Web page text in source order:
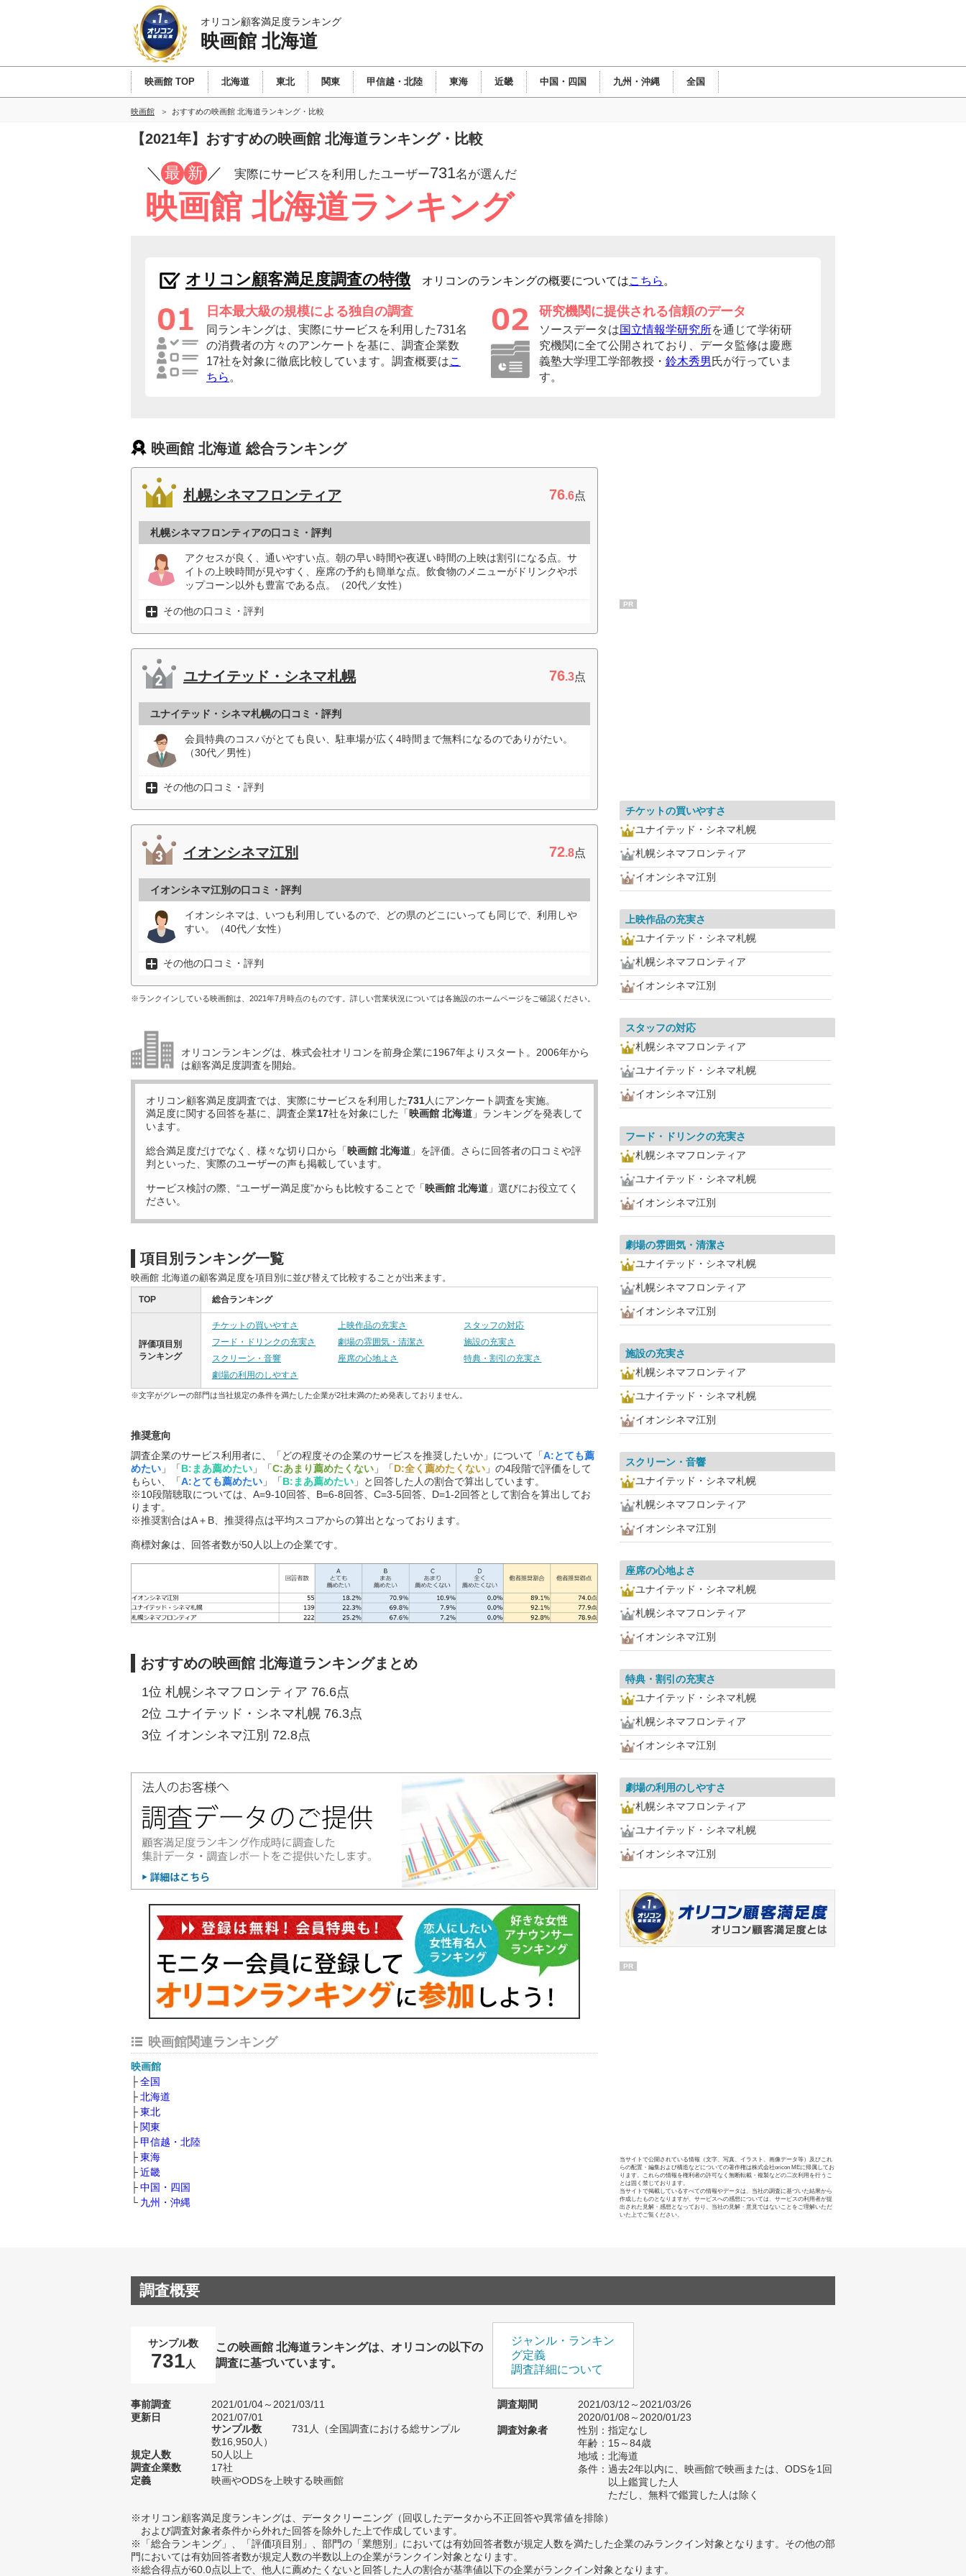
オリコン顧客満足度ランキング
映画館 北海道
映画館 TOP 北海道 東北 関東 甲信越・北陸 東海 近畿 中国・四国 九州・沖縄 全国
映画館 おすすめの映画館 北海道ランキング・比較
【2021年】おすすめの映画館 北海道ランキング・比較
／ 最 新 ／ 実際にサービスを利用したユーザー731名が選んだ
映画館 北海道ランキング
オリコン顧客満足度調査の特徴 オリコンのランキングの概要についてはこちら 。
日本最大級の規模による独自の調査
同ランキングは、実際にサービスを利用した731名
の消費者の方々のアンケートを基に、調査企業数
17社を対象に徹底比較しています。調査概要はこ
ちら 。
研究機関に提供される信頼のデータ
ソースデータは国立情報学研究所を通じて学術研
究機関に全て公開されており、データ監修は慶應
義塾大学理工学部教授・ 鈴木秀男 氏が行っていま
す。
映画館 北海道 総合ランキング
札幌シネマフロンティア 76.6点
札幌シネマフロンティアの口コミ・評判
アクセスが良く、通いやすい点。朝の早い時間や夜遅い時間の上映は割引になる点。サ
イトの上映時間が見やすく、座席の予約も簡単な点。飲食物のメニューがドリンクやポ
ップコーン以外も豊富である点。（20代／女性）
その他の口コミ・評判
ユナイテッド・シネマ札幌 76.3点
ユナイテッド・シネマ札幌の口コミ・評判
会員特典のコスパがとても良い、駐車場が広く4時間まで無料になるのでありがたい。
（30代／男性）
その他の口コミ・評判
イオンシネマ江別 72.8点
イオンシネマ江別の口コミ・評判
イオンシネマは、いつも利用しているので、どの県のどこにいっても同じで、利用しや
すい。（40代／女性）
その他の口コミ・評判
※ランクインしている映画館は、2021年7月時点のものです。詳しい営業状況については各施設のホームページをご確認ください。
オリコンランキングは、株式会社オリコンを前身企業に1967年よりスタート。2006年から
は顧客満足度調査を開始。
オリコン顧客満足度調査では、実際にサービスを利用した731人にアンケート調査を実施。
満足度に関する回答を基に、調査企業17社を対象にした「映画館 北海道 」ランキングを発表して
います。
総合満足度だけでなく、様々な切り口から「映画館 北海道 」を評価。さらに回答者の口コミや評
判といった、実際のユーザーの声も掲載しています。
サービス検討の際、“ユーザー満足度”からも比較することで「映画館 北海道 」選びにお役立てく
ださい。
項目別ランキング一覧
映画館 北海道の顧客満足度を項目別に並び替えて比較することが出来ます。
TOP 総合ランキング
評価項目別
ランキング
チケットの買いやすさ 上映作品の充実さ
スタッフの対応
フード・ドリンクの充実さ
劇場の雰囲気・清潔さ
施設の充実さ
スクリーン・音響
座席の心地よさ
特典・割引の充実さ
劇場の利用のしやすさ
※文字がグレーの部門は当社規定の条件を満たした企業が2社未満のため発表しておりません。
推奨意向
調査企業のサービス利用者に、「どの程度その企業のサービスを推奨したいか」について「A:とても薦
めたい 」「B:まあ薦めたい 」「C:あまり薦めたくない 」「D:全く薦めたくない 」の4段階で評価をして
もらい、「A:とても薦めたい 」「B:まあ薦めたい 」と回答した人の割合で算出しています。
※10段階聴取については、A=9-10回答、B=6-8回答、C=3-5回答、D=1-2回答として割合を算出してお
ります。
※推奨割合はA＋B、推奨得点は平均スコアからの算出となっております。
商標対象は、回答者数が50人以上の企業です。
おすすめの映画館 北海道ランキングまとめ
1位 札幌シネマフロンティア 76.6点
2位 ユナイテッド・シネマ札幌 76.3点
3位 イオンシネマ江別 72.8点
映画館関連ランキング
映画館
全国
北海道
東北
関東
甲信越・北陸
東海
近畿
中国・四国
九州・沖縄
PR
チケットの買いやすさ
ユナイテッド・シネマ札幌
札幌シネマフロンティア
イオンシネマ江別
上映作品の充実さ
ユナイテッド・シネマ札幌
札幌シネマフロンティア
イオンシネマ江別
スタッフの対応
札幌シネマフロンティア
ユナイテッド・シネマ札幌
イオンシネマ江別
フード・ドリンクの充実さ
札幌シネマフロンティア
ユナイテッド・シネマ札幌
イオンシネマ江別
劇場の雰囲気・清潔さ
ユナイテッド・シネマ札幌
札幌シネマフロンティア
イオンシネマ江別
施設の充実さ
札幌シネマフロンティア
ユナイテッド・シネマ札幌
イオンシネマ江別
スクリーン・音響
ユナイテッド・シネマ札幌
札幌シネマフロンティア
イオンシネマ江別
座席の心地よさ
ユナイテッド・シネマ札幌
札幌シネマフロンティア
イオンシネマ江別
特典・割引の充実さ
ユナイテッド・シネマ札幌
札幌シネマフロンティア
イオンシネマ江別
劇場の利用のしやすさ
札幌シネマフロンティア
ユナイテッド・シネマ札幌
イオンシネマ江別
PR
当サイトで公開されている情報（文字、写真、イラスト、画像データ等）及びこれ
らの配置・編集および構造などについての著作権は株式会社oricon MEに帰属してお
ります。これらの情報を権利者の許可なく無断転載・複製などの二次利用を行うこ
とは固く禁じております。
当サイトで掲載しているすべての情報やデータは、当社の調査に基づいた結果から
作成したものとなりますが、サービスへの感想については、サービスの利用者が提
出された見解・感想となっており、当社の見解・意見ではないことをご理解いただ
いた上でご覧ください。
調査概要
サンプル数
731 人
この映画館 北海道ランキングは、オリコンの以下の
調査に基づいています。
ジャンル・ランキン
グ定義
調査詳細について
事前調査
2021/01/04～2021/03/11
更新日
2021/07/01
サンプル数
731人（全国調査における総サンプル
数16,950人）
規定人数
50人以上
調査企業数
17社
定義
映画やODSを上映する映画館
調査期間
2021/03/12～2021/03/26
2020/01/08～2020/01/23
調査対象者
性別：指定なし
年齢：15～84歳
地域：北海道
条件：過去2年以内に、映画館で映画または、ODSを1回
以上鑑賞した人
ただし、無料で鑑賞した人は除く
※オリコン顧客満足度ランキングは、データクリーニング（回収したデータから不正回答や異常値を排除）
および調査対象者条件から外れた回答を除外した上で作成しています。
※「総合ランキング」、「評価項目別」、部門の「業態別」においては有効回答者数が規定人数を満たした企業のみランクイン対象となります。その他の部
門においては有効回答者数が規定人数の半数以上の企業がランクイン対象となります。
※総合得点が60.0点以上で、他人に薦めたくないと回答した人の割合が基準値以下の企業がランクイン対象となります。